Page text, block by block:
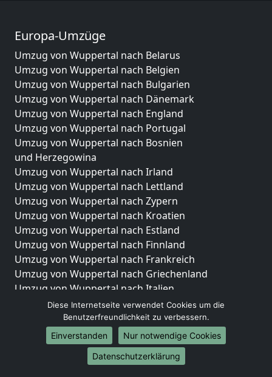
Europa-Umzüge
Umzug von Wuppertal nach Belarus
Umzug von Wuppertal nach Belgien
Umzug von Wuppertal nach Bulgarien
Umzug von Wuppertal nach Dänemark
Umzug von Wuppertal nach England
Umzug von Wuppertal nach Portugal
Umzug von Wuppertal nach Bosnien
und Herzegowina
Umzug von Wuppertal nach Irland
Umzug von Wuppertal nach Lettland
Umzug von Wuppertal nach Zypern
Umzug von Wuppertal nach Kroatien
Umzug von Wuppertal nach Estland
Umzug von Wuppertal nach Finnland
Umzug von Wuppertal nach Frankreich
Umzug von Wuppertal nach Griechenland
Umzug von Wuppertal nach Italien
Umzug von Wuppertal nach Liechtenstein
Umzug von Wuppertal nach Luxemburg
Umzug von Wuppertal nach Niederlande
Umzug von Wuppertal nach Norwegen
Umzüge-Deutschlandweit
Diese Internetseite verwendet Cookies um die
Benutzerfreundlichkeit zu verbessern.
Einverstanden
Nur notwendige Cookies
Datenschutzerklärung